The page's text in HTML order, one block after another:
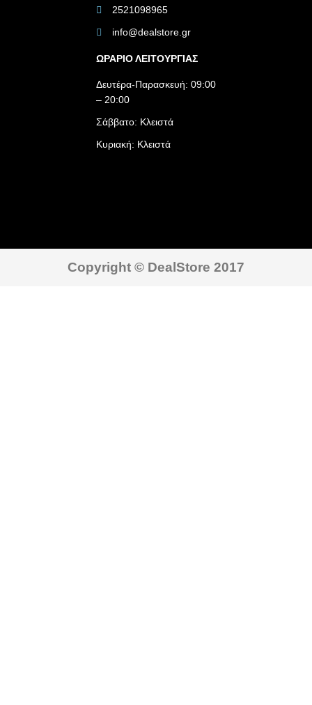
2521098965
info@dealstore.gr
ΩΡΑΡΙΟ ΛΕΙΤΟΥΡΓΙΑΣ​
Δευτέρα-Παρασκευή: 09:00
– 20:00
Σάββατο: Κλειστά
Κυριακή: Κλειστά
Copyright © DealStore 2017